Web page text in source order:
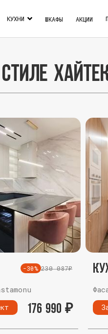
КУХНИ ШКАФЫ АКЦИИ
-30% 230 087₽
176 990 ₽